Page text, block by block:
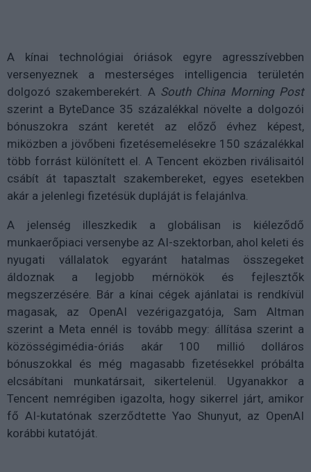
A kínai technológiai óriások egyre agresszívebben
versenyeznek a mesterséges intelligencia területén
dolgozó szakemberekért. A South China Morning Post
szerint a ByteDance 35 százalékkal növelte a dolgozói
bónuszokra szánt keretét az előző évhez képest,
miközben a jövőbeni fizetésemelésekre 150 százalékkal
több forrást különített el. A Tencent eközben riválisaitól
csábít át tapasztalt szakembereket, egyes esetekben
akár a jelenlegi fizetésük dupláját is felajánlva.
A jelenség illeszkedik a globálisan is kiéleződő
munkaerőpiaci versenybe az AI-szektorban, ahol keleti és
nyugati vállalatok egyaránt hatalmas összegeket
áldoznak a legjobb mérnökök és fejlesztők
megszerzésére. Bár a kínai cégek ajánlatai is rendkívül
magasak, az OpenAI vezérigazgatója, Sam Altman
szerint a Meta ennél is tovább megy: állítása szerint a
közösségimédia-óriás akár 100 millió dolláros
bónuszokkal és még magasabb fizetésekkel próbálta
elcsábítani munkatársait, sikertelenül. Ugyanakkor a
Tencent nemrégiben igazolta, hogy sikerrel járt, amikor
fő AI-kutatónak szerződtette Yao Shunyut, az OpenAI
korábbi kutatóját.